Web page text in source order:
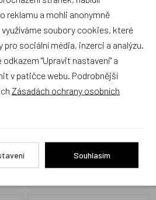
Affenzahn Beanie Ulrike
Unicorn
Akce
reklamu a mohli anonymně
soubory cookies, které
sociální média, inzerci a analýzu.
"Upravit nastavení" a
v patičce webu. Podrobnější
Zásadách ochrany osobních
Souhlasím